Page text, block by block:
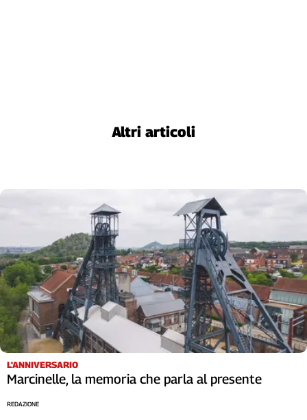
Altri articoli
L'ANNIVERSARIO
Marcinelle, la memoria che parla al presente
REDAZIONE